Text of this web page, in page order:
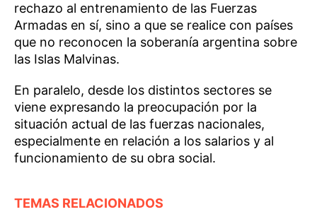
rechazo al entrenamiento de las Fuerzas
Armadas en sí, sino a que se realice con países
que no reconocen la soberanía argentina sobre
las Islas Malvinas.
En paralelo, desde los distintos sectores se
viene expresando la preocupación por la
situación actual de las fuerzas nacionales,
especialmente en relación a los salarios y al
funcionamiento de su obra social.
TEMAS RELACIONADOS